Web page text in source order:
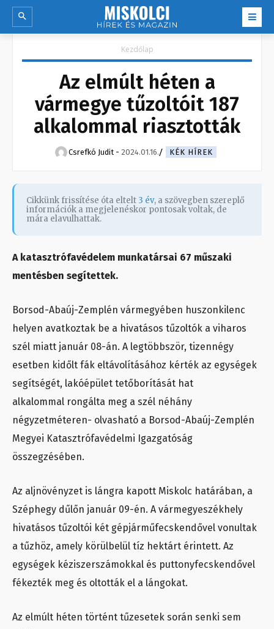
Kezdőlap
Az elmúlt héten a
vármegye tűzoltóit 187
alkalommal riasztották
Csrefkó Judit - 2024.01.16. KÉK HÍREK
Cikkünk frissítése óta eltelt 3 év, a szövegben szereplő
információk a megjelenéskor pontosak voltak, de
mára elavulhattak.
A katasztrófavédelem munkatársai 67 műszaki
mentésben segítettek.
Borsod-Abaúj-Zemplén vármegyében huszonkilenc
helyen avatkoztak be a hivatásos tűzoltók a viharos
szél miatt január 08-án. A legtöbbször, tizennégy
esetben kidőlt fák eltávolításához kérték az egységek
segítségét, lakóépület tetőborítását hat
alkalommal rongálta meg a szél néhány
négyzetméteren- olvasható a Borsod-Abaúj-Zemplén
Megyei Katasztrófavédelmi Igazgatóság
összegzésében.
Az aljnövényzet is lángra kapott Miskolc határában, a
Széphegy dűlőn január 09-én. A vármegyeszékhely
hivatásos tűzoltói két gépjárműfecskendővel vonultak
a tűzhöz, amely körülbelül tíz hektárt érintett. Az
egységek kéziszerszámokkal és puttonyfecskendővel
fékezték meg és oltották el a lángokat.
Az elmúlt héten történt tűzesetek során senki sem